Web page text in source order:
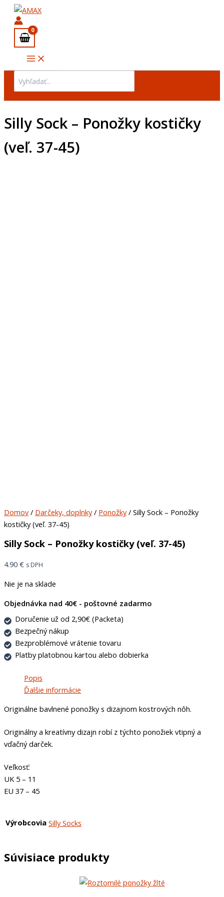
Preskočiť
obsah
for:
Silly Sock – Ponožky kostičky
(veľ. 37-45)
Domov/ Darčeky, doplnky/ Ponožky/ Silly Sock – Ponožky
kostičky (veľ. 37-45)
Silly Sock – Ponožky kostičky (veľ. 37-45)
4.90 € s DPH
Nie je na sklade
Objednávka nad 40€ - poštovné zadarmo
Doručenie už od 2,90€ (Packeta)
Bezpečný nákup
Bezproblémové vrátenie tovaru
Platby platobnou kartou alebo dobierka
Popis
Ďalšie informácie
Originálne bavlnené ponožky s dizajnom kostrových nôh.
Originálny a kreatívny dizajn robí z týchto ponožiek vtipný a
vďačný darček.
Veľkosť:
UK 5 – 11
EU 37 – 45
Výrobcovia Silly Socks
Súvisiace produkty